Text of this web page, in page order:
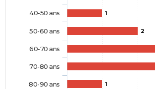
1
2
1
40-50 ans
50-60 ans
60-70 ans
70-80 ans
80-90 ans